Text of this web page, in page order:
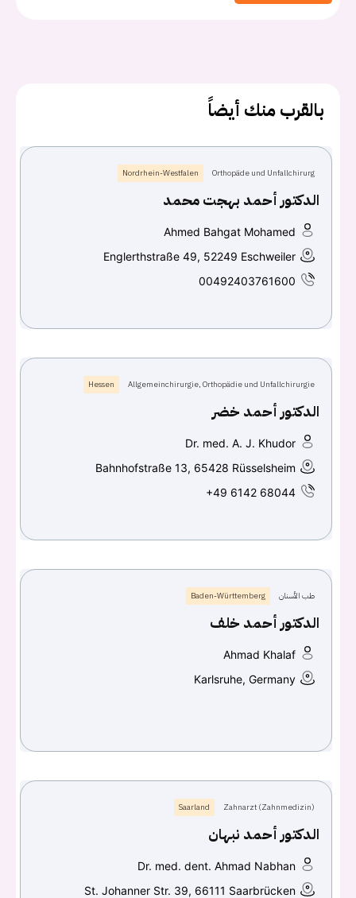
Google
بالقرب منك أيضاً
Orthopäde und Unfallchirurg
Nordrhein-Westfalen
الدكتور أحمد بهجت محمد
Ahmed Bahgat Mohamed
Englerthstraße 49, 52249 Eschweiler
00492403761600
Allgemeinchirurgie, Orthopädie und Unfallchirurgie
Hessen
الدكتور أحمد خضر
Dr. med. A. J. Khudor
Bahnhofstraße 13, 65428 Rüsselsheim
+49 6142 68044
طب الأسنان Baden-Württemberg
الدكتور أحمد خلف
Ahmad Khalaf
Karlsruhe, Germany
Zahnarzt (Zahnmedizin)
Saarland
الدكتور أحمد نبهان
Dr. med. dent. Ahmad Nabhan
St. Johanner Str. 39, 66111 Saarbrücken